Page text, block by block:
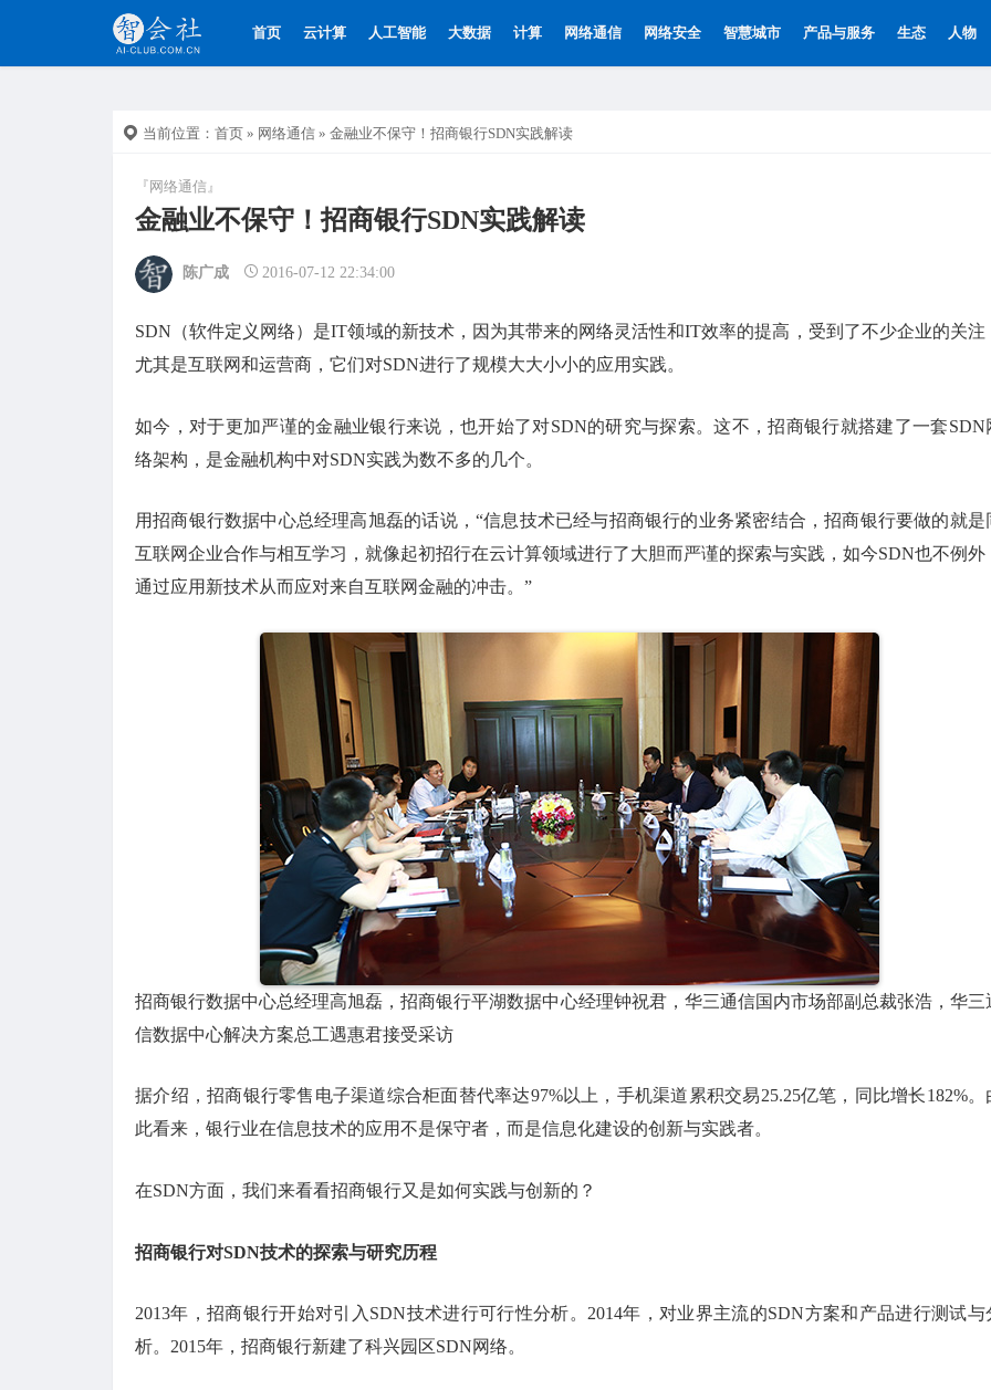
首页 云计算 人工智能 大数据 计算 网络通信 网络安全 智慧城市 产品与服务 生态 人物
当前位置： 首页 » 网络通信 » 金融业不保守！招商银行SDN实践解读
『网络通信』
金融业不保守！招商银行SDN实践解读
陈广成 2016-07-12 22:34:00
SDN（软件定义网络）是IT领域的新技术，因为其带来的网络灵活性和IT效率的提高，受到了不少企业的关注
尤其是互联网和运营商，它们对SDN进行了规模大大小小的应用实践。
如今，对于更加严谨的金融业银行来说，也开始了对SDN的研究与探索。这不，招商银行就搭建了一套SDN
络架构，是金融机构中对SDN实践为数不多的几个。
用招商银行数据中心总经理高旭磊的话说，“信息技术已经与招商银行的业务紧密结合，招商银行要做的就是
互联网企业合作与相互学习，就像起初招行在云计算领域进行了大胆而严谨的探索与实践，如今SDN也不例外
通过应用新技术从而应对来自互联网金融的冲击。”
招商银行数据中心总经理高旭磊，招商银行平湖数据中心经理钟祝君，华三通信国内市场部副总裁张浩，华三
信数据中心解决方案总工遇惠君接受采访
据介绍，招商银行零售电子渠道综合柜面替代率达97%以上，手机渠道累积交易25.25亿笔，同比增长182%。
此看来，银行业在信息技术的应用不是保守者，而是信息化建设的创新与实践者。
在SDN方面，我们来看看招商银行又是如何实践与创新的？
招商银行对SDN技术的探索与研究历程
2013年，招商银行开始对引入SDN技术进行可行性分析。2014年，对业界主流的SDN方案和产品进行测试与
析。2015年，招商银行新建了科兴园区SDN网络。